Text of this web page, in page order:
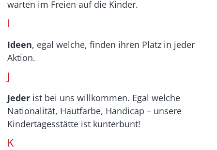
warten im Freien auf die Kinder.
I
Ideen, egal welche, finden ihren Platz in jeder
Aktion.
J
Jeder ist bei uns willkommen. Egal welche
Nationalität, Hautfarbe, Handicap – unsere
Kindertagesstätte ist kunterbunt!
K